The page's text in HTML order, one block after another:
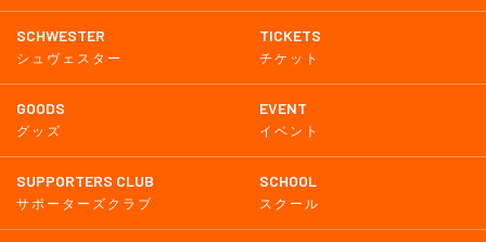
SCHWESTER
シュヴェスター
TICKETS
チケット
GOODS
グッズ
EVENT
イベント
SUPPORTERS CLUB
サポーターズクラブ
SCHOOL
スクール